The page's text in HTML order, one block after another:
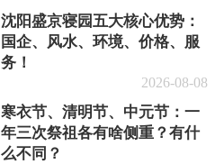
沈阳盛京寝园五大核心优势：
国企、风水、环境、价格、服
务！
2026-08-08
寒衣节、清明节、中元节：一
年三次祭祖各有啥侧重？有什
么不同？